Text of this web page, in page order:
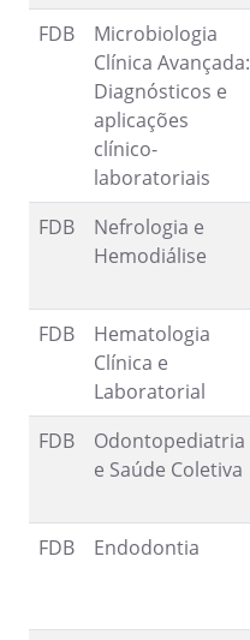
FDB
Microbiologia
Clínica Avançada:
Diagnósticos e
aplicações
clínico-
laboratoriais
FDB
Nefrologia e
Hemodiálise
FDB
Hematologia
Clínica e
Laboratorial
FDB
Odontopediatria
e Saúde Coletiva
FDB Endodontia